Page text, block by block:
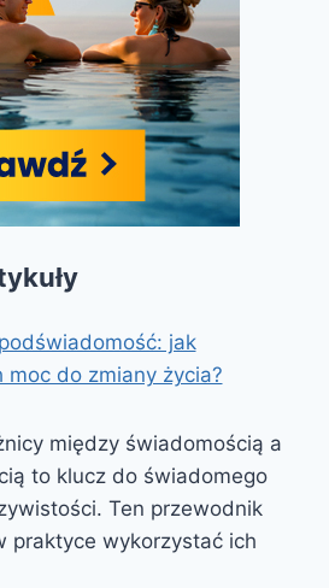
jak
moc do zmiany życia?
między świadomością a
to klucz do świadomego
Ten przewodnik
praktyce wykorzystać ich